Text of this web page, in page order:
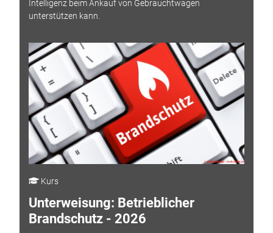
Intelligenz beim Ankauf von Gebrauchtwagen
unterstützen kann.
Kurs
Unterweisung: Betrieblicher
Brandschutz - 2026